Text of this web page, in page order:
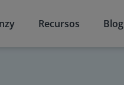
Recursos Blog